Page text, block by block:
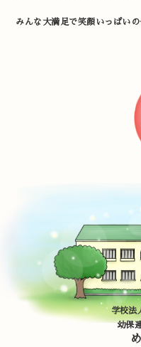
みんな大満足で笑顔いっぱいの
学校法
幼保